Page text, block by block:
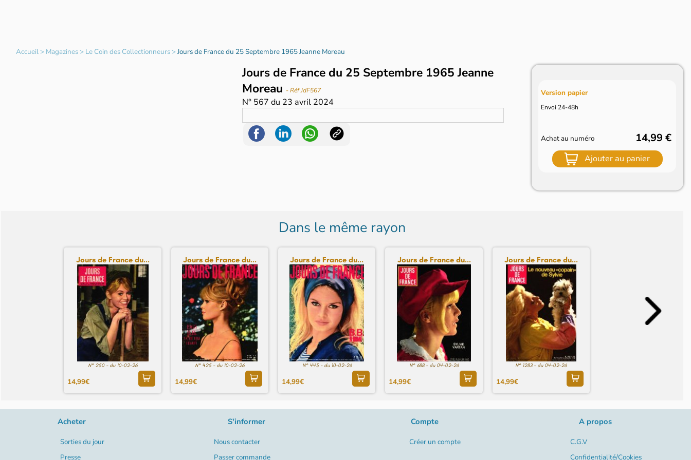
Accueil> Magazines> Le Coin des Collectionneurs>Jours de France du 25 Septembre 1965 Jeanne Moreau
Jours de France du 25 Septembre 1965 Jeanne
Moreau - Réf JdF567
N° 567 du 23 avril 2024
Version papier
Envoi 24-48h
Achat au numéro 14,99 €
Ajouter au panier
Dans le même rayon
Jours de France du...
N° 250 - du 10-02-26
14,99€
Jours de France du...
N° 425 - du 10-02-26
14,99€
Jours de France du...
N° 445 - du 10-02-26
14,99€
Jours de France du...
N° 688 - du 04-02-26
14,99€
Jours de France du...
N° 1283 - du 04-02-26
14,99€
Acheter
Sorties du jour
Presse
S'informer
Nous contacter
Passer commande
Compte
Créer un compte
A propos
C.G.V
Confidentialité/Cookies